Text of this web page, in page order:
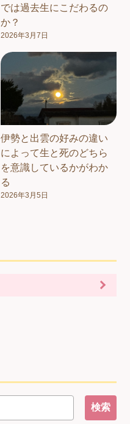
では過去生にこだわるの
か？
2026年3月7日
伊勢と出雲の好みの違い
によって生と死のどちら
を意識しているかがわか
る
2026年3月5日